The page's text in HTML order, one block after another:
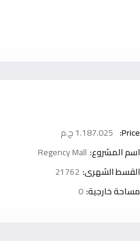
Price:
اسم المشروع: Regency Mall
القسط الشهرى:21762
مساحة خارجية:0